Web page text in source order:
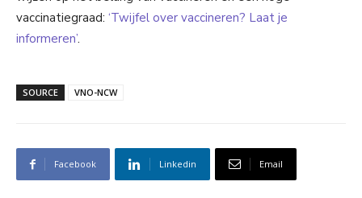
vaccinatiegraad: ‘Twijfel over vaccineren? Laat je
informeren’.
SOURCE VNO-NCW
Facebook Linkedin Email